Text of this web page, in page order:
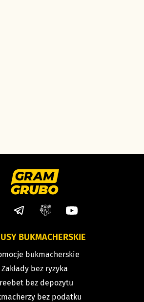
BUKMACHERSKIE
bukmacherskie
Zakłady bez ryzyka
bez depozytu
bez podatku